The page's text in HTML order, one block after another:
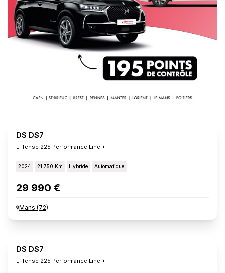
DS DS7
E-Tense 225 Performance Line +
2024 21 750 Km Hybride Automatique
29 990 €
Mans (72)
DS DS7
E-Tense 225 Performance Line +